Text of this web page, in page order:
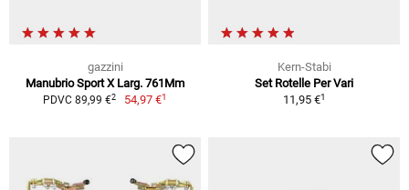
gazzini
Manubrio Sport X Larg. 761Mm
PDVC 89,99 €2 54,97 €1
Kern-Stabi
Set Rotelle Per Vari
11,95 €1